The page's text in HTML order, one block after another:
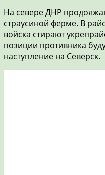
На севере ДНР
страусиной ферме. В
войска стирают
позиции противника
наступление на Северск.